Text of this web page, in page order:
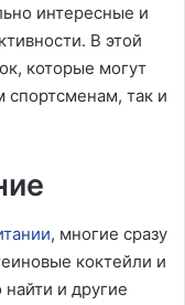
интересные и
В этой
которые могут
спортсменам, так и
, многие сразу
коктейли и
и другие